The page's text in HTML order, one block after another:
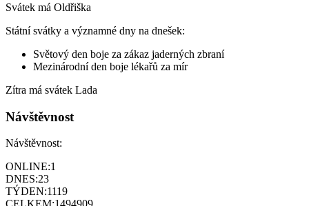
Svátek má Oldřiška
Státní svátky a významné dny na dnešek:
Světový den boje za zákaz jaderných zbraní
Mezinárodní den boje lékařů za mír
Zítra má svátek Lada
Návštěvnost
Návštěvnost:
ONLINE:1
DNES:23
TÝDEN:1119